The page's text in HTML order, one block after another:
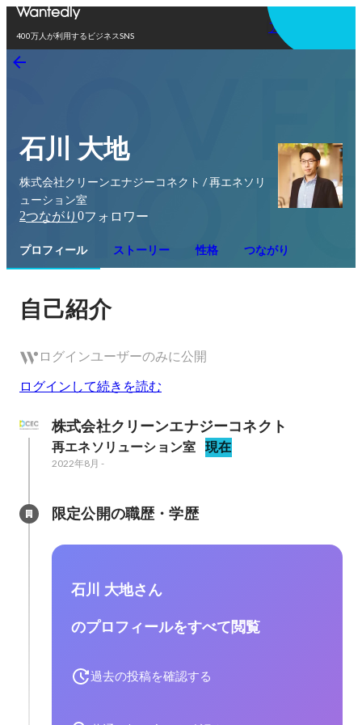
400万人が利用するビジネスSNS
アプリを使う
石川 大地
株式会社クリーンエナジーコネクト / 再エネソリ
ューション室
2つながり 0フォロワー
プロフィール ストーリー 性格 つながり
自己紹介
ログインユーザーのみに公開
ログインして続きを読む
株式会社クリーンエナジーコネクト
再エネソリューション室 現在
2022年8月 -
限定公開の職歴・学歴
石川 大地さん
のプロフィールをすべて閲覧
過去の投稿を確認する